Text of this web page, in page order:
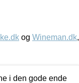
og Wineman.dk,
i den gode ende